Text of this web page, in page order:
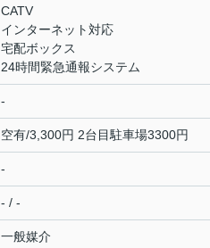
CATV
インターネット対応
宅配ボックス
24時間緊急通報システム
-
空有/3,300円 2台目駐車場3300円
-
- / -
一般媒介